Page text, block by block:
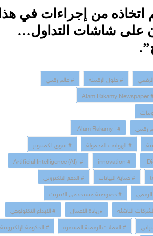
اتخاذه من إجراءات في هذا
على شاشات التداول…
# حلول الرقمنة
# عالم رقمي
# Alam Rakamy Newspaper
رقمي
# Alam Rakamy
# الهواتف المحمولة
# سوق الكمبيوتر
# innovation
# Artificial Intelligence (AI)
# حماية البيانات
# الدفع الالكتروني
# خصوصية مستخدمى الانترنت
الناشئة #ريادة الاعمال
# الابداع التكنولوجي
# العملات الرقمية المشفرة
# الحكومة الإلكترونية